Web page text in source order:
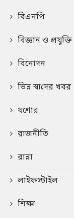
বিএনপি
বিজ্ঞান ও প্রযুক্তি
বিনোদন
ভিন্ন স্বা‌দের খবর
যশোর
রাজনীতি
রান্না
লাইফস্টাইল
শিক্ষা